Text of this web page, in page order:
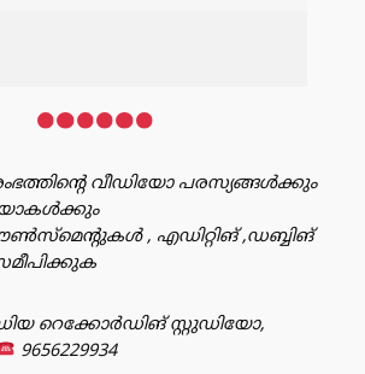
വീഡിയോ പരസ്യങ്ങൾക്കും
, എഡിറ്റിങ് ,ഡബ്ബിങ്
റെക്കോർഡിങ് സ്റ്റുഡിയോ,
9656229934